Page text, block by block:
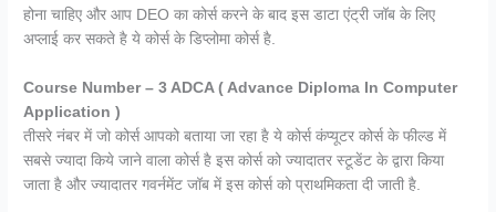
होना चाहिए और आप DEO का कोर्स करने के बाद इस डाटा एंट्री जॉब के लिए
अप्लाई कर सकते है ये कोर्स के डिप्लोमा कोर्स है.
Course Number – 3 ADCA ( Advance Diploma In Computer
Application )
तीसरे नंबर में जो कोर्स आपको बताया जा रहा है ये कोर्स कंप्यूटर कोर्स के फील्ड में
सबसे ज्यादा किये जाने वाला कोर्स है इस कोर्स को ज्यादातर स्टूडेंट के द्वारा किया
जाता है और ज्यादातर गवर्नमेंट जॉब में इस कोर्स को प्राथमिकता दी जाती है.